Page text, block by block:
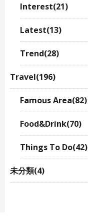
Interest(21)
Latest(13)
Trend(28)
Travel(196)
Famous Area(82)
Food&Drink(70)
Things To Do(42)
未分類(4)